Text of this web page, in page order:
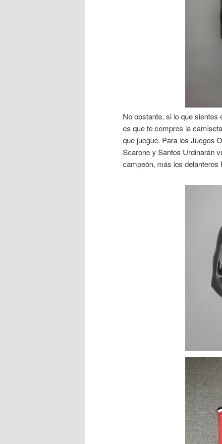
No obstante, si lo que
es que te compres la
que juegue. Para los Juegos
Scarone y Santos Urdinarán
campeón, más los